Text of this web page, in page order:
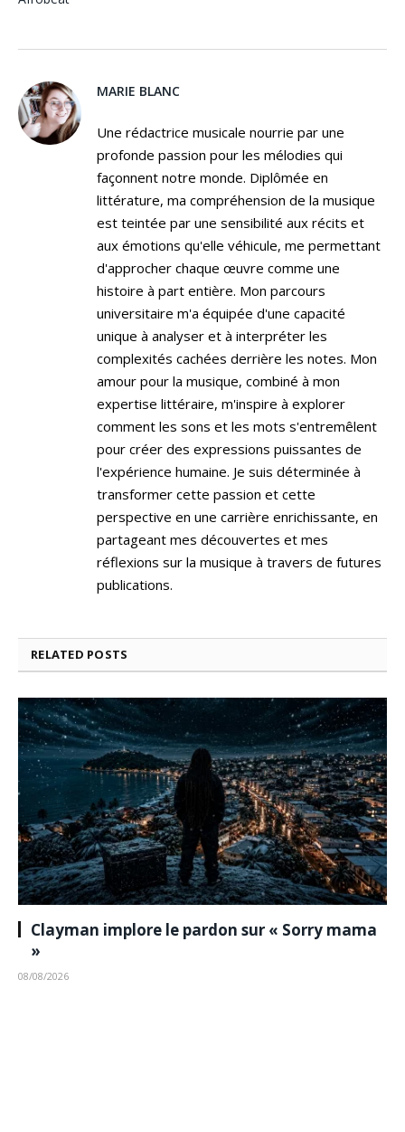
MARIE BLANC
Une rédactrice musicale nourrie par une
profonde passion pour les mélodies qui
façonnent notre monde. Diplômée en
littérature, ma compréhension de la musique
est teintée par une sensibilité aux récits et
aux émotions qu'elle véhicule, me permettant
d'approcher chaque œuvre comme une
histoire à part entière. Mon parcours
universitaire m'a équipée d'une capacité
unique à analyser et à interpréter les
complexités cachées derrière les notes. Mon
amour pour la musique, combiné à mon
expertise littéraire, m'inspire à explorer
comment les sons et les mots s'entremêlent
pour créer des expressions puissantes de
l'expérience humaine. Je suis déterminée à
transformer cette passion et cette
perspective en une carrière enrichissante, en
partageant mes découvertes et mes
réflexions sur la musique à travers de futures
publications.
RELATED POSTS
Clayman implore le pardon sur « Sorry mama
»
08/08/2026